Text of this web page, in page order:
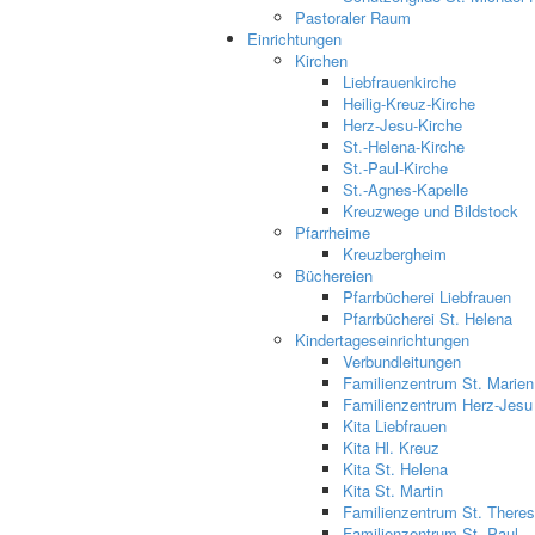
Pastoraler Raum
Einrichtungen
Kirchen
Liebfrauenkirche
Heilig-Kreuz-Kirche
Herz-Jesu-Kirche
St.-Helena-Kirche
St.-Paul-Kirche
St.-Agnes-Kapelle
Kreuzwege und Bildstock
Pfarrheime
Kreuzbergheim
Büchereien
Pfarrbücherei Liebfrauen
Pfarrbücherei St. Helena
Kindertageseinrichtungen
Verbundleitungen
Familienzentrum St. Marien
Familienzentrum Herz-Jesu
Kita Liebfrauen
Kita Hl. Kreuz
Kita St. Helena
Kita St. Martin
Familienzentrum St.